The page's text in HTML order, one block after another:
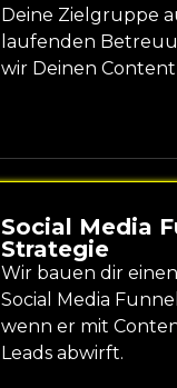
Deine Zielgruppe
laufenden
wir Deinen
Social Media
Strategie
Wir bauen dir
Social Media
wenn er mit
Leads abwirft.